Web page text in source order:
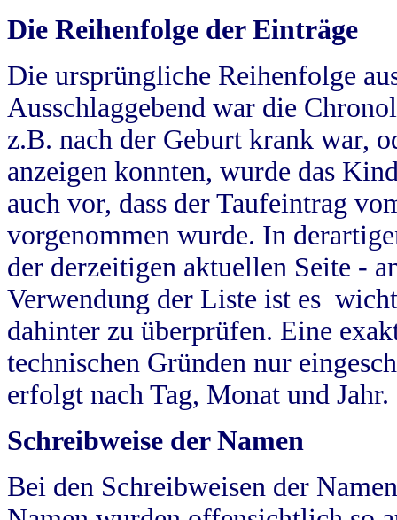
Die Reihenfolge der Einträge
Die ursprüngliche Reihenfolge
Ausschlaggebend war die
z.B. nach der Geburt krank war,
anzeigen konnten, wurde das
auch vor, dass der Taufeintrag
vorgenommen wurde. In
der derzeitigen aktuellen Seite -
Verwendung der Liste ist es
dahinter zu überprüfen. Eine
technischen Gründen nur
erfolgt nach Tag, Monat und Jahr.
Schreibweise der Namen
Bei den Schreibweisen der